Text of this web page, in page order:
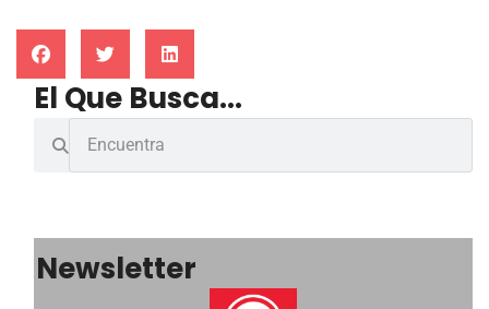
El Que Busca...
Newsletter